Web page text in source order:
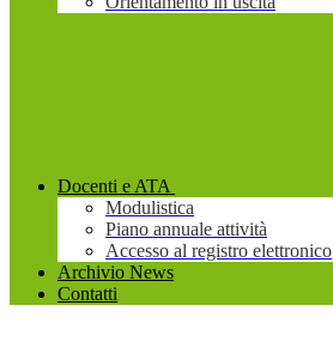
Docenti e ATA
Modulistica
Piano annuale attività
Accesso al registro elettronico
Archivio News
Contatti